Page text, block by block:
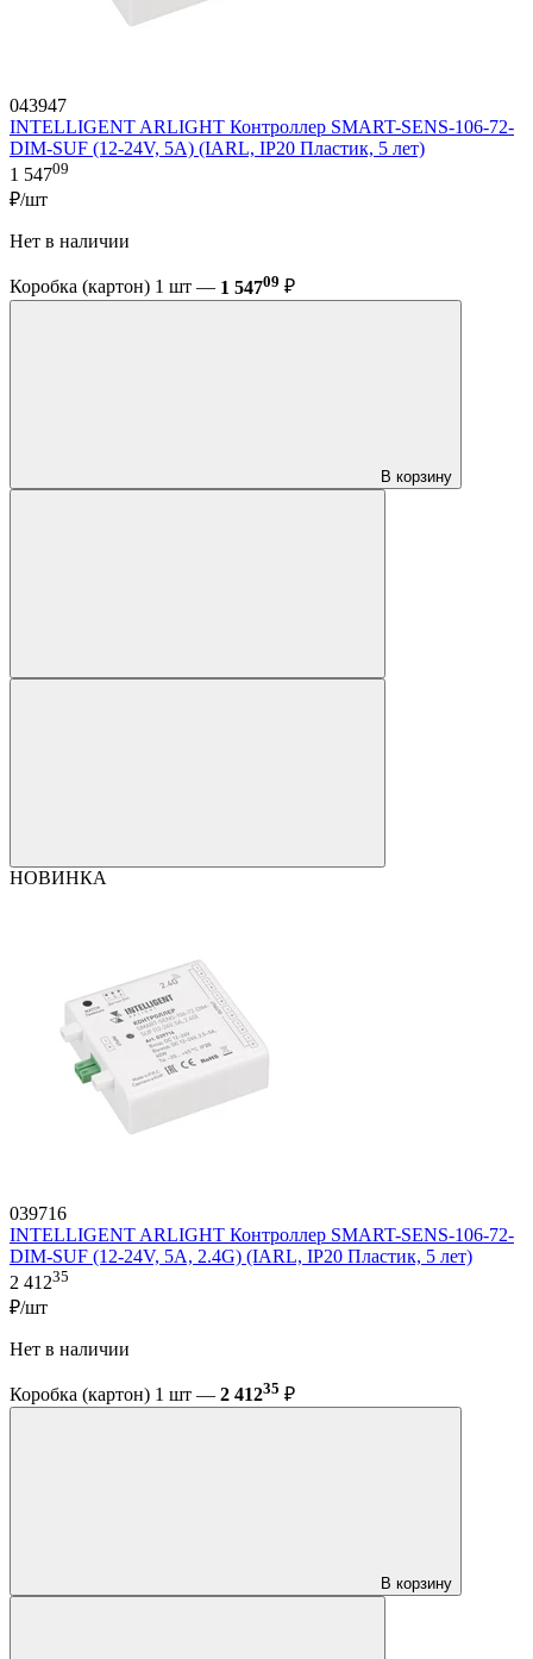
043947
INTELLIGENT ARLIGHT Контроллер SMART-SENS-106-72-
DIM-SUF (12-24V, 5A) (IARL, IP20 Пластик, 5 лет)
1 54709
₽/шт
Нет в наличии
Коробка (картон) 1 шт — 1 54709 ₽
В корзину
НОВИНКА
039716
INTELLIGENT ARLIGHT Контроллер SMART-SENS-106-72-
DIM-SUF (12-24V, 5A, 2.4G) (IARL, IP20 Пластик, 5 лет)
2 41235
₽/шт
Нет в наличии
Коробка (картон) 1 шт — 2 41235 ₽
В корзину